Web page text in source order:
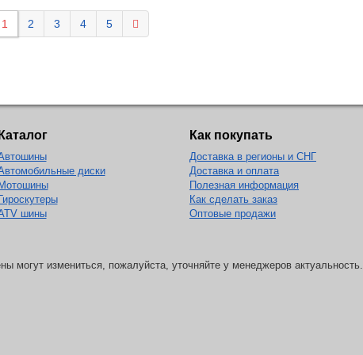
1 2 3 4 5
Каталог
диски
Мотошины
Гироскутеры
шины
Как покупать
Доставка в регионы и СНГ
Доставка и оплата
Полезная информация
Как сделать заказ
Оптовые продажи
могут измениться, пожалуйста, уточняйте у менеджеров актуальность.